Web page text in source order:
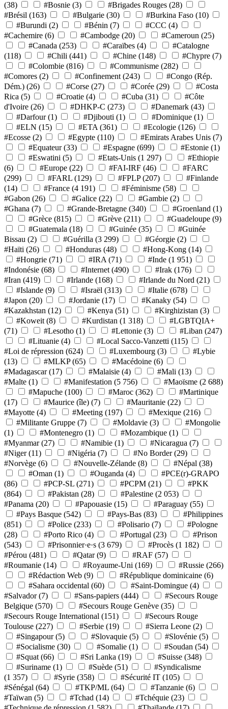
(38)
#Bosnie (3) #Brigades Rouges (28)
#Brésil (163) #Bulgarie (30) #Burkina Faso (10)
#Burundi (2) #Bénin (7) #CCC (4)
#Cachemire (6) #Cambodge (20) #Cameroun (25)
#Canada (253) #Caraïbes (4)
#Catalogne
(118)
#Chili (441) #Chine (148) #Chypre (7)
#Colombie (816) #Communisme (282)
#Comores (2) #Confinement (243)
#Congo (Rép.
Dém.) (26) #Corse (27) #Corée (29)
#Costa
Rica (5) #Croatie (4) #Cuba (31)
#Côte
d'Ivoire (26) #DHKP-C (273) #Danemark (43)
#Darfour (1) #Djibouti (1) #Dominique (1)
#ELN (15) #ETA (361) #Ecologie (126)
#Ecosse (2) #Egypte (110) #Emirats Arabes Unis (7)
#Equateur (33) #Espagne (699) #Estonie (1)
#Eswatini (5) #Etats-Unis (1 297)
#Ethiopie
(6)
#Europe (22) #FAI-IRF (46)
#FARC
(299)
#FARL (129) #FPLP (207)
#Finlande
(14)
#France (4 191) #Féminisme (58)
#Gabon (26) #Galice (22) #Gambie (2)
#Ghana (7) #Grande-Bretagne (340) #Groenland (1)
#Grèce (815) #Grève (211) #Guadeloupe (9)
#Guatemala (18) #Guinée (35)
#Guinée
Bissau (2) #Guérilla (3 299) #Géorgie (2)
#Haïti (26) #Honduras (48) #Hong-Kong (14)
#Hongrie (71) #IRA (71) #Inde (1 951)
#Indonésie (68) #Internet (490) #Irak (176)
#Iran (419) #Irlande (168) #Irlande du Nord (21)
#Islande (9) #Israël (313) #Italie (678)
#Japon (20) #Jordanie (17) #Kanaky (54)
#Kazakhstan (12) #Kenya (51) #Kirghizistan (3)
#Koweit (8) #Kurdistan (1 318)
#LGBTQIA+
(71)
#Lesotho (1) #Lettonie (3) #Liban (247)
#Lituanie (4) #Local Sacco-Vanzetti (115)
#Loi de répression (624) #Luxembourg (3)
#Lybie
(13)
#MLKP (65) #Macédoine (6)
#Madagascar (17) #Malaisie (4) #Mali (13)
#Malte (1) #Manifestation (5 756) #Maoïsme (2 688)
#Mapuche (100) #Maroc (362)
#Martinique
(17)
#Maurice (île) (7) #Mauritanie (22)
#Mayotte (4) #Meeting (197) #Mexique (216)
#Militante Gruppe (7) #Moldavie (3)
#Mongolie
(1)
#Montenegro (1) #Mozambique (1)
#Myanmar (27) #Namibie (1) #Nicaragua (7)
#Niger (11) #Nigéria (7) #No Border (29)
#Norvège (6) #Nouvelle-Zélande (8) #Népal (38)
#Oman (1) #Ouganda (4)
#PCE(r)-GRAPO
(86)
#PCP-SL (271) #PCPM (21)
#PKK
(864)
#Pakistan (28) #Palestine (2 053)
#Panama (20) #Papouasie (15) #Paraguay (55)
#Pays Basque (542) #Pays-Bas (83)
#Philippines
(851)
#Police (233) #Polisario (7)
#Pologne
(28)
#Porto Rico (4) #Portugal (23)
#Prison
(543)
#Prisonnier·e·s (3 679) #Procès (1 182)
#Pérou (481) #Qatar (9) #RAF (57)
#Roumanie (14) #Royaume-Uni (169) #Russie (266)
#Rédaction Web (9) #République dominicaine (6)
#Sahara occidental (60) #Saint-Domingue (4)
#Salvador (7) #Sans-papiers (444)
#Secours Rouge
Belgique (570) #Secours Rouge Genève (35)
#Secours Rouge International (151)
#Secours Rouge
Toulouse (227) #Serbie (19) #Sierra Leone (2)
#Singapour (5) #Slovaquie (5) #Slovénie (5)
#Socialisme (30) #Somalie (1) #Soudan (54)
#Squat (66) #Sri Lanka (19) #Suisse (348)
#Suriname (1) #Suède (51)
#Syndicalisme
(1 357)
#Syrie (358) #Sécurité IT (105)
#Sénégal (64) #TKP/ML (64) #Tanzanie (6)
#Taïwan (5) #Tchad (14) #Tchéquie (23)